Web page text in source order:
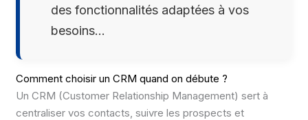
des fonctionnalités adaptées à vos
besoins…
Comment choisir un CRM quand on débute ?
Un CRM (Customer Relationship Management) sert à
centraliser vos contacts, suivre les prospects et